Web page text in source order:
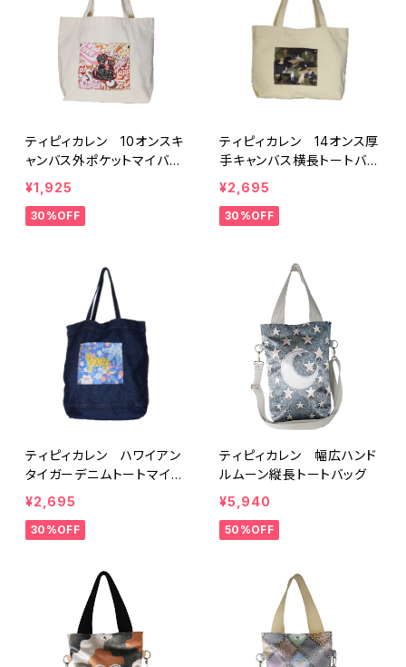
ティピィカレン 10オンスキ
ャンバス外ポケットマイバッ
グ
¥1,925
30%OFF
ティピィカレン 14オンス厚
手キャンバス横長トートバッ
グ
¥2,695
30%OFF
ティピィカレン ハワイアン
タイガーデニムトートマイバ
ッグ
¥2,695
30%OFF
ティピィカレン 幅広ハンド
ルムーン縦長トートバッグ
¥5,940
50%OFF